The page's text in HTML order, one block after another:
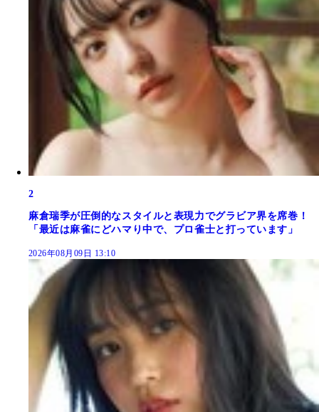
2
麻倉瑞季が圧倒的なスタイルと表現力でグラビア界を席巻！
「最近は麻雀にどハマり中で、プロ雀士と打っています」
2026年08月09日 13:10